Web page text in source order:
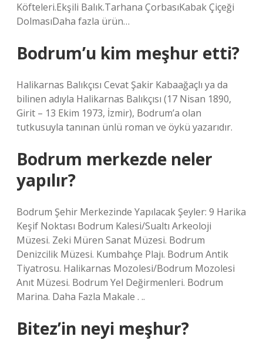
Köfteleri.Ekşili Balık.Tarhana ÇorbasıKabak Çiçeği
DolmasıDaha fazla ürün…
Bodrum’u kim meşhur etti?
Halikarnas Balıkçısı Cevat Şakir Kabaağaçlı ya da
bilinen adıyla Halikarnas Balıkçısı (17 Nisan 1890,
Girit – 13 Ekim 1973, İzmir), Bodrum’a olan
tutkusuyla tanınan ünlü roman ve öykü yazarıdır.
Bodrum merkezde neler
yapılır?
Bodrum Şehir Merkezinde Yapılacak Şeyler: 9 Harika
Keşif Noktası Bodrum Kalesi/Sualtı Arkeoloji
Müzesi. Zeki Müren Sanat Müzesi. Bodrum
Denizcilik Müzesi. Kumbahçe Plajı. Bodrum Antik
Tiyatrosu. Halikarnas Mozolesi/Bodrum Mozolesi
Anıt Müzesi. Bodrum Yel Değirmenleri. Bodrum
Marina. Daha Fazla Makale . ..
Bitez’in neyi meşhur?